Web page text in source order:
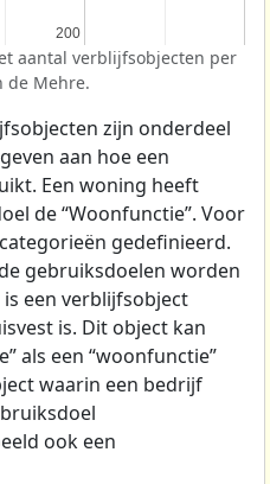
200
200
aantal verblijfsobjecten per
de Mehre.
zijn onderdeel
aan hoe een
Een woning heeft
de “Woonfunctie”. Voor
gedefinieerd.
gebruiksdoelen worden
een verblijfsobject
is. Dit object kan
als een “woonfunctie”
waarin een bedrijf
ook een